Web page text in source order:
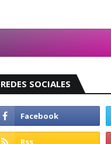
REDES SOCIALES